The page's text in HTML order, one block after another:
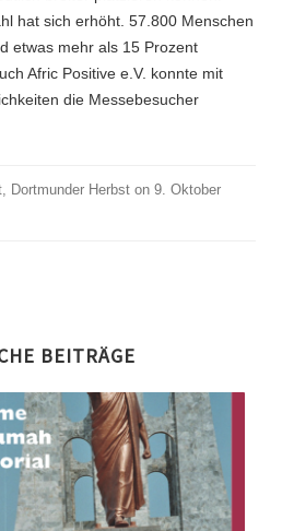
hat sich erhöht. 57.800 Menschen
etwas mehr als 15 Prozent
Afric Positive e.V. konnte mit
die Messebesucher
Dortmunder Herbst on 9. Oktober
BEITRÄGE